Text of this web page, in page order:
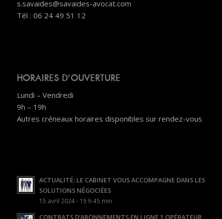
s.savaides@savaides-avocat.com
Tél : 06 24 49 51 12
HORAIRES D’OUVERTURE
Lundi – Vendredi
9h – 19h
Autres créneaux horaires disponibles sur rendez-vous
ACTUALITÉ: LE CABINET VOUS ACCOMPAGNE DANS LES
SOLUTIONS NÉGOCIÉES
15 avril 2024 - 15 h 45 min
CONTRATS D’ABONNEMENTS EN LIGNE 1 OPÉRATEUR